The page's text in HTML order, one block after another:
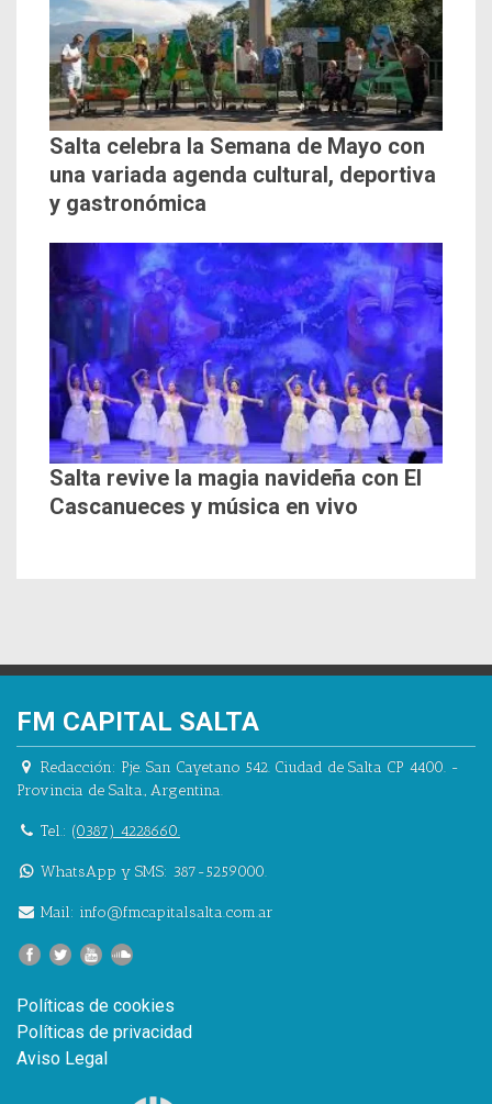
Salta celebra la Semana de Mayo con
una variada agenda cultural, deportiva
y gastronómica
Salta revive la magia navideña con El
Cascanueces y música en vivo
FM CAPITAL SALTA
Redacción: Pje. San Cayetano 542. Ciudad de Salta CP 4400. -
Provincia de Salta., Argentina.
Tel.: (0387) 4228660.
WhatsApp y SMS: 387-5259000.
Mail: info@fmcapitalsalta.com.ar
Políticas de cookies
Políticas de privacidad
Aviso Legal